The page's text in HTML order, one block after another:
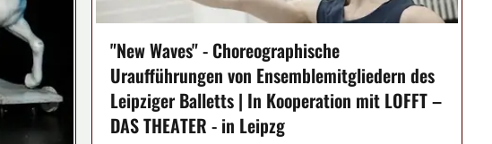
"New Waves" - Choreographische
Uraufführungen von Ensemblemitgliedern des
Leipziger Balletts | In Kooperation mit LOFFT –
DAS THEATER - in Leipzg